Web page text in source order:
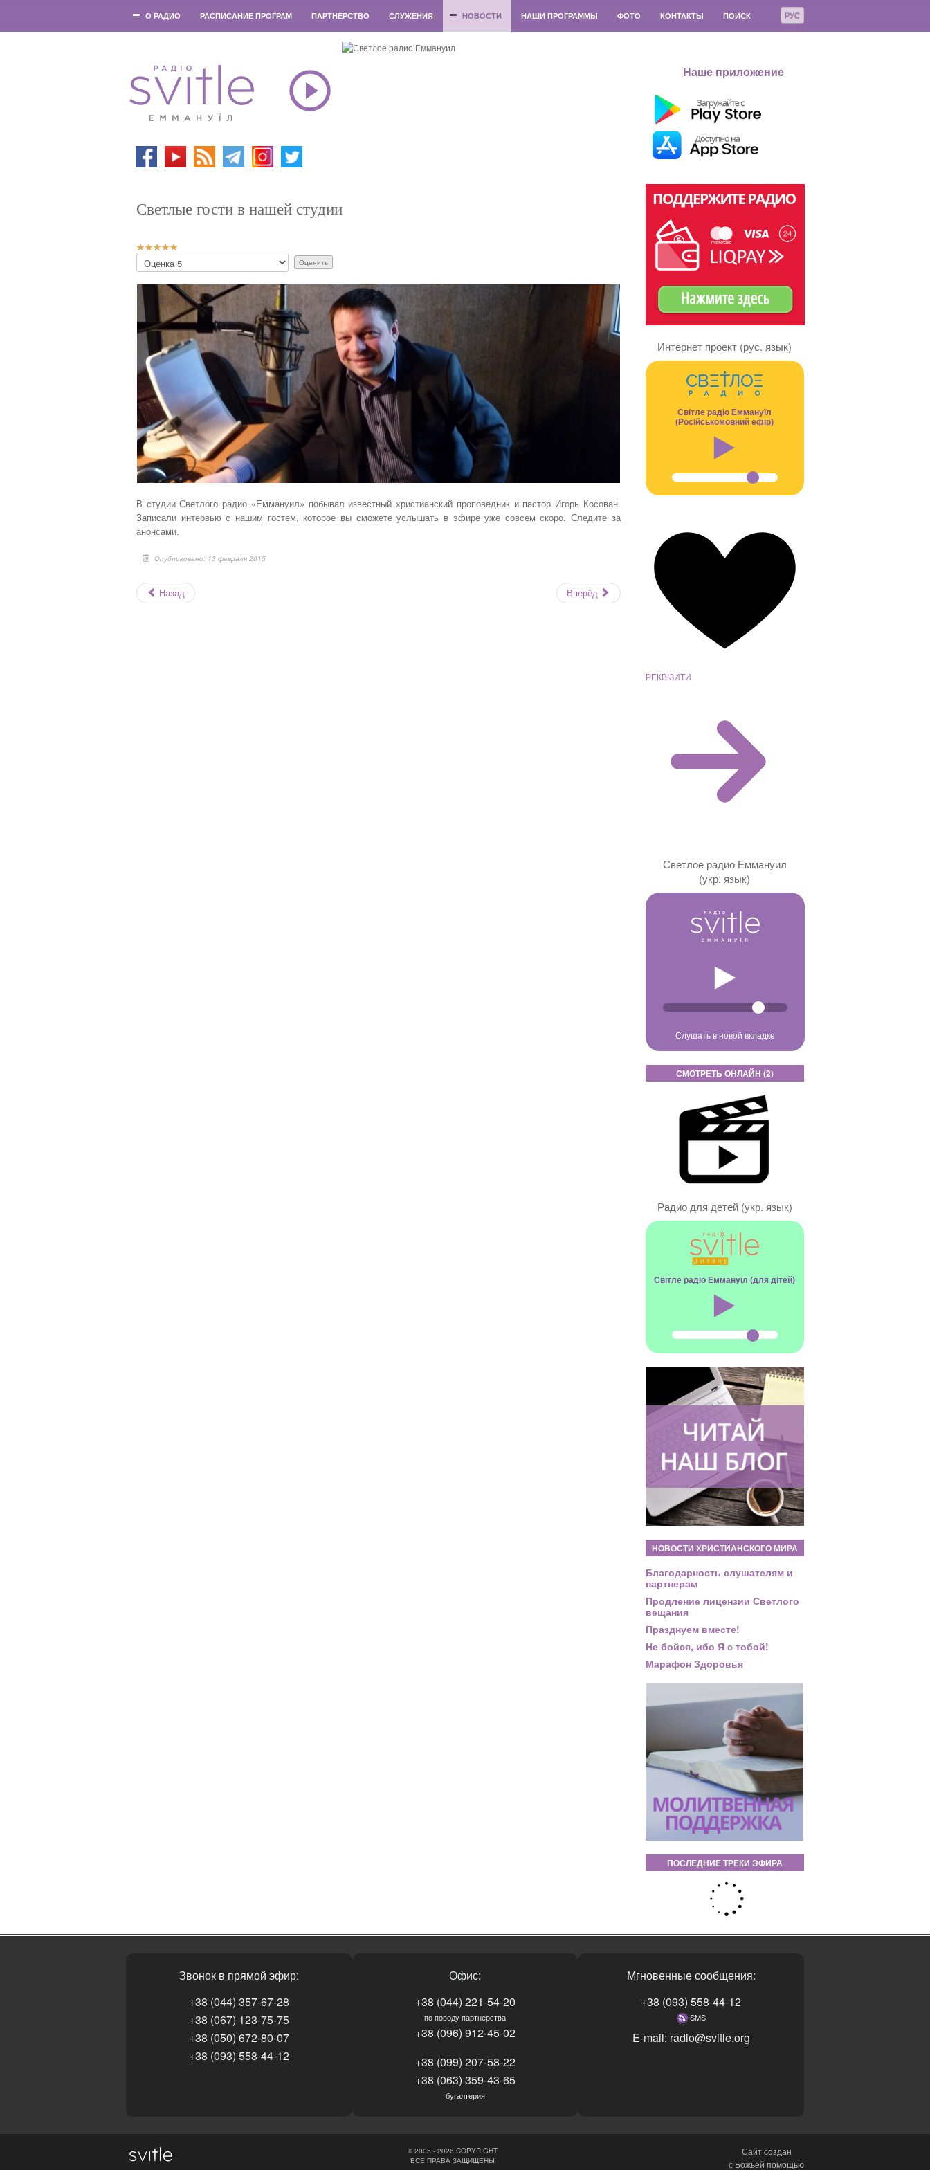
РУС
О РАДИО РАСПИСАНИЕ ПРОГРАМ ПАРТНЁРСТВО СЛУЖЕНИЯ НОВОСТИ НАШИ ПРОГРАММЫ ФОТО КОНТАКТЫ ПОИСК
Наше приложение
Светлые гости в нашей студии
Р
й
т
г
5
/
5
П
о
ж
у
й
а
о
ц
е
н
и
т
е
В студии Светлого радио «Еммануил» побывал известный христианский проповедник и пастор Игорь Косован.
Записали интервью с нашим гостем, которое вы сможете услышать в эфире уже совсем скоро. Следите за
анонсами.
Опубликовано: 13 февраля 2015
Назад Вперёд
Интернет проект (рус. язык)
Світле радіо Еммануїл
(Російськомовний ефір)
РЕКВІЗИТИ
Светлое радио Еммануил
(укр. язык)
Слушать в новой вкладке
СМОТРЕТЬ ОНЛАЙН (2)
Радио для детей (укр. язык)
Світле радіо Еммануїл (для дітей)
НОВОСТИ ХРИСТИАНСКОГО МИРА
Благодарность слушателям и
партнерам
Продление лицензии Светлого
вещания
Празднуем вместе!
Не бойся, ибо Я с тобой!
Марафон Здоровья
ПОСЛЕДНИЕ ТРЕКИ ЭФИРА
Звонок в прямой эфир:
+38 (044) 357-67-28
+38 (067) 123-75-75
+38 (050) 672-80-07
+38 (093) 558-44-12
Офис:
+38 (044) 221-54-20
по поводу партнерства
+38 (096) 912-45-02
+38 (099) 207-58-22
+38 (063) 359-43-65
бугалтерия
Мгновенные сообщения:
+38 (093) 558-44-12
SMS
E-mail: radio@svitle.org
Сайт создан
с Божьей помощью
© 2005 - 2026 COPYRIGHT
ВСЕ ПРАВА ЗАЩИЩЕНЫ